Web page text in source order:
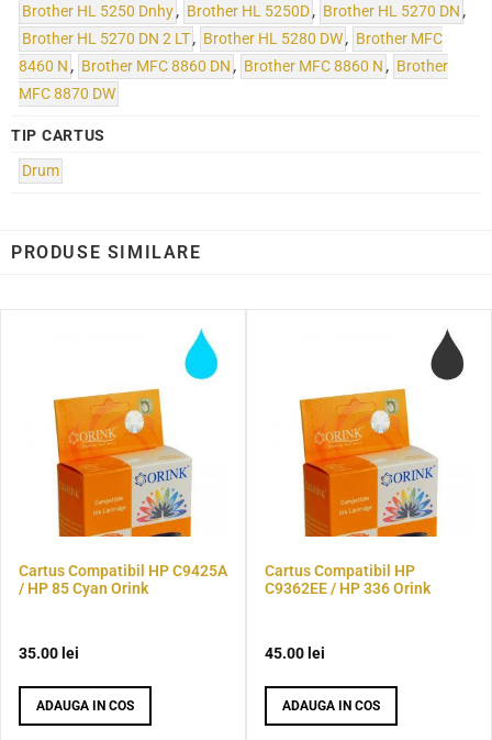
Brother HL 5250 Dnhy, Brother HL 5250D, Brother HL 5270 DN ,
Brother HL 5270 DN 2 LT, Brother HL 5280 DW, Brother MFC
8460 N , Brother MFC 8860 DN , Brother MFC 8860 N , Brother
MFC 8870 DW
TIP CARTUS
Drum
PRODUSE SIMILARE
Cartus Compatibil HP C9425A
/ HP 85 Cyan Orink
35.00 lei
ADAUGA IN COS
Cartus Compatibil HP
C9362EE / HP 336 Orink
45.00 lei
ADAUGA IN COS